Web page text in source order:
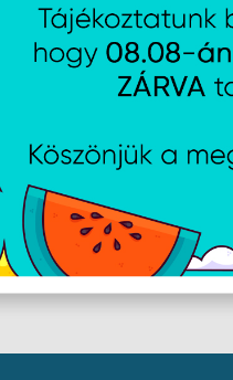
Nitro KG251QX0biip
200Hz VA